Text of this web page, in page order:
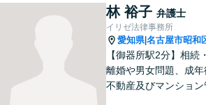
料】【桜山駅より徒歩
【駐車場あり】【オン
相談可】
林 裕子 弁護士
イリゼ法律事務所
愛知県|名古屋市昭和
【御器所駅2分】相続
離婚や男女問題、成年
不動産及びマンション